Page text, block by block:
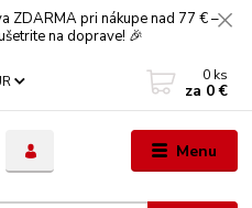
ZDARMA pri nákupe nad 77 € –
na doprave! 🎉
Menu
0 ks
za 0 €